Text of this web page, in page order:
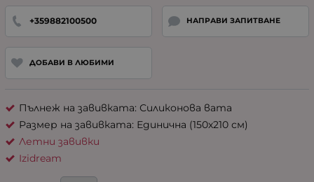
+359882100500 НАПРАВИ ЗАПИТВАНЕ
ДОБАВИ В ЛЮБИМИ
Пълнеж на завивката: Силиконова вата
Размер на завивката: Единична (150х210 см)
Летни завивки
Izidream